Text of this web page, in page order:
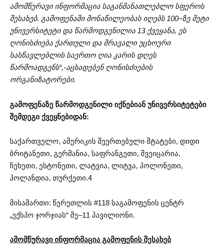
ამომწურავი ინფორმაცია საგანმანათლებლო სფეროს
შესახებ. გამოფენაში მონაწილეობას იღებს 100–ზე მეტი
უნივერსიტეტი და წარმოდგენილია 13 ქვეყანა, ეს
ღონისძიება ქართული და მრავალი უცხოური
სასწავლებლის საერთო ღია კარის დღეს
წარმოადგენს“,-აცხადებენ ღონისძიების
ორგანიზატორები.
გამოფენაზე წარმოდგენილი იქნებიან უნივერსიტეტები
შემდეგი ქვეყნებიდან:
საქართველო, ამერიკის შეერთებული შტატები, დიდი
ბრიტანეთი, გერმანია, საფრანგეთი, შვეიცარია,
ჩეხეთი, ესტონეთი, ლატვია, ლიტვა, პოლონეთი,
ჰოლანდია, თურქეთი.4
მისამართი: წერეთლის #118 საგამოფენის ცენტრ
„ექსპო ჯორჯიას“ მე–11 პავილიონი.
ამომწურავი ინფორმაცია გამოფენის შესახებ